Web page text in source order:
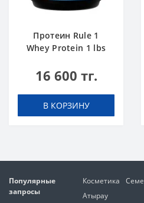
Протеин Rule 1
Whey Protein 1 lbs
16 600 тг.
В КОРЗИНУ
Популярные
запросы
Косметика
Атырау